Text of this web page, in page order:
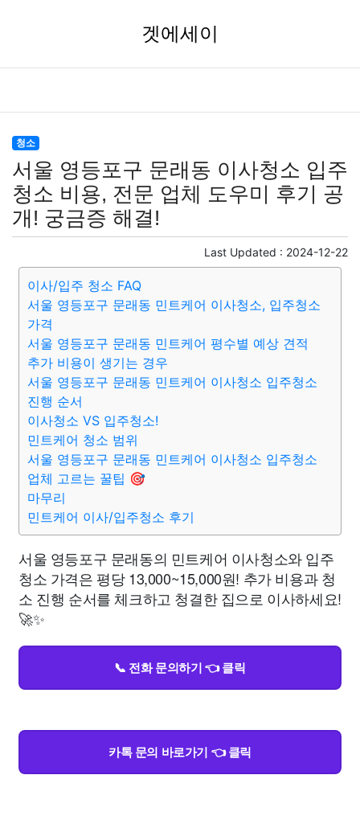
겟에세이
청소
서울 영등포구 문래동 이사청소 입주
청소 비용, 전문 업체 도우미 후기 공
개! 궁금증 해결!
Last Updated : 2024-12-22
이사/입주 청소 FAQ
서울 영등포구 문래동 민트케어 이사청소, 입주청소
가격
서울 영등포구 문래동 민트케어 평수별 예상 견적
추가 비용이 생기는 경우
서울 영등포구 문래동 민트케어 이사청소 입주청소
진행 순서
이사청소 VS 입주청소!
민트케어 청소 범위
서울 영등포구 문래동 민트케어 이사청소 입주청소
업체 고르는 꿀팁 🎯
마무리
민트케어 이사/입주청소 후기
서울 영등포구 문래동의 민트케어 이사청소와 입주
청소 가격은 평당 13,000~15,000원! 추가 비용과 청
소 진행 순서를 체크하고 청결한 집으로 이사하세요!
🚀✨
📞 전화 문의하기 👈 클릭
카톡 문의 바로가기 👈 클릭